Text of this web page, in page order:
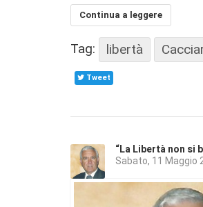
Continua a leggere
Tag: libertà
Tweet
“La Libertà non si
Sabato, 11 Maggio